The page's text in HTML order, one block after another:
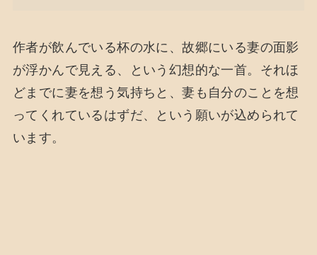
作者が飲んでいる杯の水に、故郷にいる妻の面影
が浮かんで見える、という幻想的な一首。それほ
どまでに妻を想う気持ちと、妻も自分のことを想
ってくれているはずだ、という願いが込められて
います。